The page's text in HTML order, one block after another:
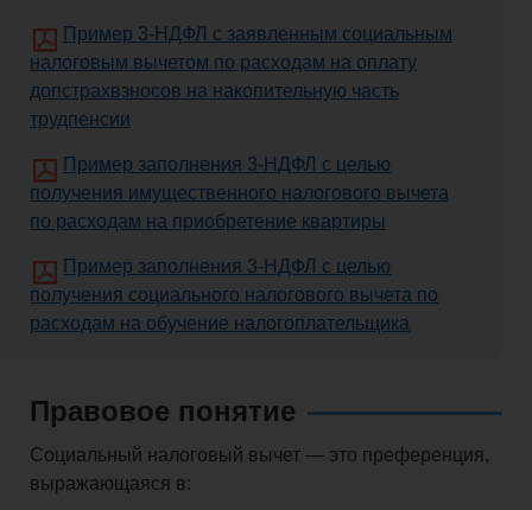
Пример 3-НДФЛ с заявленным социальным
налоговым вычетом по расходам на оплату
допстрахвзносов на накопительную часть
трудпенсии
Пример заполнения 3-НДФЛ с целью
получения имущественного налогового вычета
по расходам на приобретение квартиры
Пример заполнения 3-НДФЛ с целью
получения социального налогового вычета по
расходам на обучение налогоплательщика
Правовое понятие
Социальный налоговый вычет — это преференция,
выражающаяся в: